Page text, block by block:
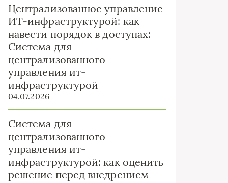
Централизованное управление
ИТ-инфраструктурой: как
навести порядок в доступах:
Система для
централизованного
управления ит-
инфраструктурой
04.07.2026
Система для
централизованного
управления ит-
инфраструктурой: как оценить
решение перед внедрением —